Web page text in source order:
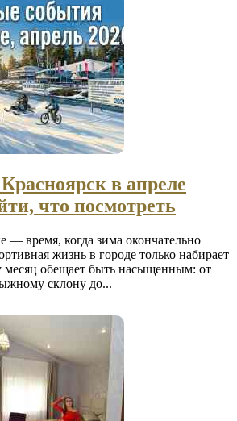
в апреле
что посмотреть
— время, когда зима окончательно
жизнь в городе только набирает
месяц обещает быть насыщенным: от
склону до...